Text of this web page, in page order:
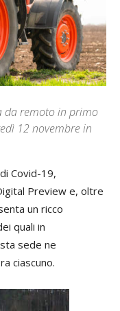
da remoto in primo
12 novembre in
Covid-19,
Preview e, oltre
un ricco
quali in
sede ne
ciascuno.